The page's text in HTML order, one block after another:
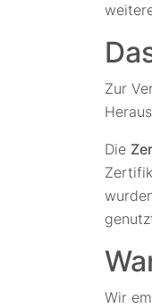
Zur
Die
Wir